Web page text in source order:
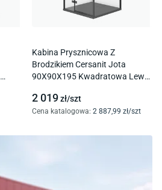
Kabina Prysznicowa Z
Brodzikiem Cersanit Jota
90X90X195 Kwadratowa Lewa
Mat S601-325
2 019zł/szt
Cena katalogowa: 2 887,99 zł/szt